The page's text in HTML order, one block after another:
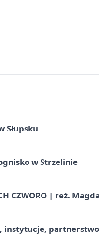
Słupsku
w Strzelinie
CZWORO | reż.
instytucje,